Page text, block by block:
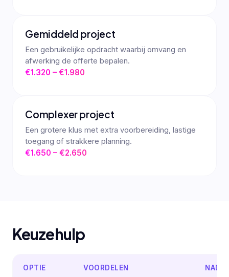
Gemiddeld project
Een gebruikelijke opdracht waarbij omvang en
afwerking de offerte bepalen.
€1.320 – €1.980
Complexer project
Een grotere klus met extra voorbereiding, lastige
toegang of strakkere planning.
€1.650 – €2.650
Keuzehulp
OPTIE VOORDELEN